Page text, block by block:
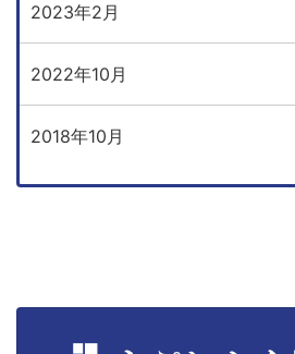
2023年2月
2022年10月
2018年10月